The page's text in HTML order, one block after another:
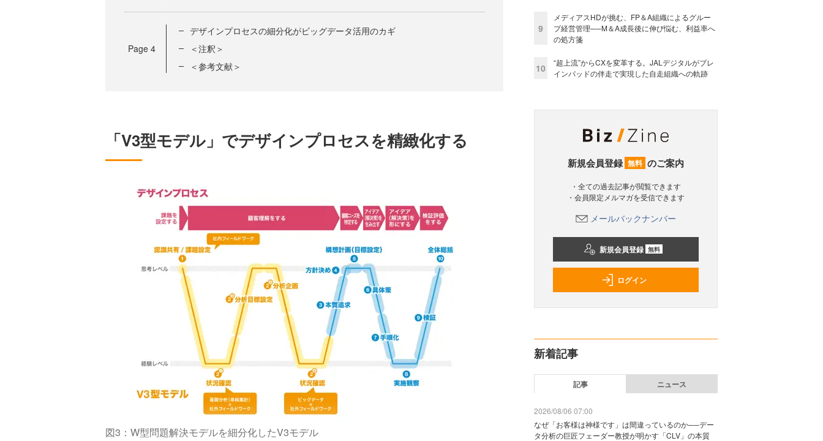
Page 4
デザインプロセスの細分化がビッグデータ活用のカギ
＜注釈＞
＜参考文献＞
「V3型モデル」でデザインプロセスを精緻化する
図3：W型問題解決モデルを細分化したV3モデル
9
メディアスHDが挑む、FP＆A組織によるグルー
プ経営管理──M＆A成長後に伸び悩む、利益率へ
の処方箋
10
“超上流”からCXを変革する。JALデジタルがブレ
インパッドの伴走で実現した自走組織への軌跡
新規会員登録 無料 のご案内
・全ての過去記事が閲覧できます
・会員限定メルマガを受信できます
メールバックナンバー
新規会員登録 無料
ログイン
新着記事
記事 ニュース
2026/08/06 07:00
なぜ「お客様は神様です」は間違っているのか──デー
タ分析の巨匠フェーダー教授が明かす「CLV」の本質